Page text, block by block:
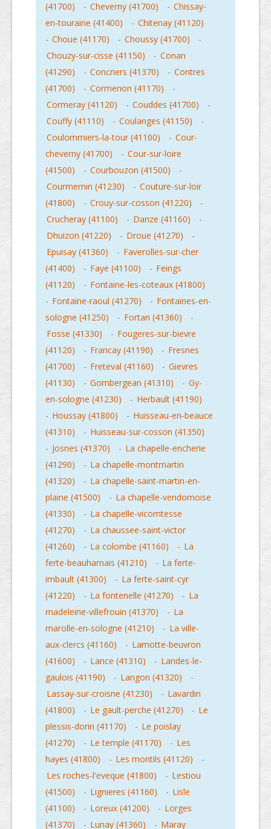
(41700)
- Cheverny (41700) - Chissay-
en-touraine (41400)
- Chitenay (41120)
- Choue (41170) - Choussy (41700)
-
Chouzy-sur-cisse (41150)
- Conan
(41290)
- Concriers (41370) - Contres
(41700)
- Cormenon (41170)
-
Cormeray (41120)
- Couddes (41700)
-
Couffy (41110)
- Coulanges (41150)
-
Coulommiers-la-tour (41100)
- Cour-
cheverny (41700)
- Cour-sur-loire
(41500)
- Courbouzon (41500)
-
Courmemin (41230)
- Couture-sur-loir
(41800)
- Crouy-sur-cosson (41220)
-
Crucheray (41100)
- Danze (41160)
-
Dhuizon (41220)
- Droue (41270)
-
Epuisay (41360)
- Faverolles-sur-cher
(41400)
- Faye (41100) - Feings
(41120)
- Fontaine-les-coteaux (41800)
- Fontaine-raoul (41270) - Fontaines-en-
sologne (41250)
- Fortan (41360)
-
Fosse (41330)
- Fougeres-sur-bievre
(41120)
- Francay (41190) - Fresnes
(41700)
- Freteval (41160) - Gievres
(41130)
- Gombergean (41310) - Gy-
en-sologne (41230)
- Herbault (41190)
- Houssay (41800) - Huisseau-en-beauce
(41310)
- Huisseau-sur-cosson (41350)
- Josnes (41370) - La chapelle-encherie
(41290)
- La chapelle-montmartin
(41320)
- La chapelle-saint-martin-en-
plaine (41500)
- La chapelle-vendomoise
(41330)
- La chapelle-vicomtesse
(41270)
- La chaussee-saint-victor
(41260)
- La colombe (41160) - La
ferte-beauharnais (41210)
- La ferte-
imbault (41300)
- La ferte-saint-cyr
(41220)
- La fontenelle (41270) - La
madeleine-villefrouin (41370)
- La
marolle-en-sologne (41210)
- La ville-
aux-clercs (41160)
- Lamotte-beuvron
(41600)
- Lance (41310) - Landes-le-
gaulois (41190)
- Langon (41320)
-
Lassay-sur-croisne (41230)
- Lavardin
(41800)
- Le gault-perche (41270) - Le
plessis-dorin (41170)
- Le poislay
(41270)
- Le temple (41170) - Les
hayes (41800)
- Les montils (41120)
-
Les roches-l'eveque (41800)
- Lestiou
(41500)
- Lignieres (41160) - Lisle
(41100)
- Loreux (41200) - Lorges
(41370)
- Lunay (41360) - Maray